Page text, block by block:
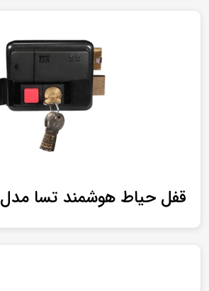
قفل حیاط هوشمند تسا مدل 7085